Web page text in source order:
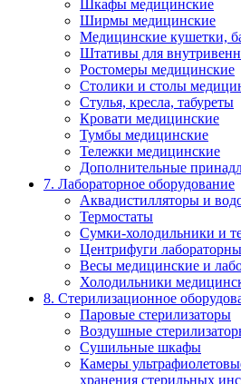
Шкафы медицинские
Ширмы медицинские
Медицинские кушетки,
Штативы для
Ростомеры медицинские
Столики и столы
Стулья, кресла, табуреты
Кровати медицинские
Тумбы медицинские
Тележки медицинские
Дополнительные
7. Лабораторное оборудование
Аквадистилляторы и
Термостаты
Сумки-холодильники и
Центрифуги
Весы медицинские и
Холодильники
8. Стерилизационное
Паровые стерилизаторы
Воздушные
Сушильные шкафы
Камеры
хранения стерильных